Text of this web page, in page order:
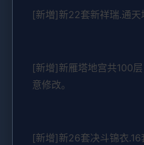
[新増]新22套新祥瑞.通天
[新增]新雁塔地宫共100
意修改。
[新增]新26套决斗锦衣.16